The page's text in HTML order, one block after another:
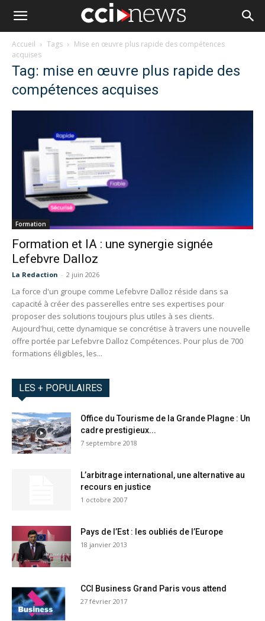
Accueil Tags
Mise en œuvre plus rapide des compétences
acquises
Tag: mise en œuvre plus rapide des
compétences acquises
Formation
Formation et IA : une synergie signée
Lefebvre Dalloz
La Redaction - 2 juin 2026
La force d'un groupe comme Lefebvre Dalloz réside dans sa
capacité à créer des passerelles entre ses expertises pour
proposer des solutions toujours plus utiles à ses clients.
Aujourd'hui, cette dynamique se concrétise à travers une nouvelle
offre portée par Lefebvre Dalloz Compétences. Pour plus de 700
formations éligibles, les...
LES + POPULAIRES
Office du Tourisme de la Grande Plagne : Un
cadre prestigieux...
7 septembre 2018
L’arbitrage international, une alternative au
recours en justice
1 octobre 2007
Pays de l’Est : les oubliés de l’Europe
18 janvier 2013
CCI Business Grand Paris vous attend
27 février 2017